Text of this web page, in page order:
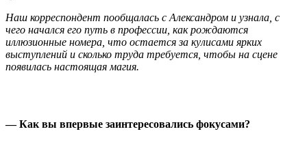
Наш корреспондент пообщалась с Александром и узнала, с
чего начался его путь в профессии, как рождаются
иллюзионные номера, что остается за кулисами ярких
выступлений и сколько труда требуется, чтобы на сцене
появилась настоящая магия.
— Как вы впервые заинтересовались фокусами?